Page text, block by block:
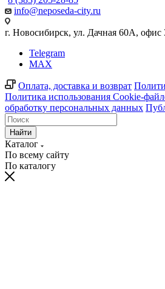
info@neposeda-city.ru
г. Новосибирск, ул. Дачная 60А, офис
Telegram
MAX
Оплата, доставка и возврат
Политика использования Cookie-
обработку персональных данных
Найти
Каталог
По всему сайту
По каталогу